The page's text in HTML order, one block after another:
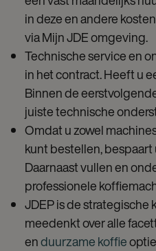
in deze en andere
via Mijn JDE omgeving.
Technische service en
in het contract. Heeft u
Binnen de
juiste technische
Omdat u zowel
kunt bestellen,
Daarnaast vullen en
professionele
JDEP is de strategische
meedenkt over alle
enduurzame koffie